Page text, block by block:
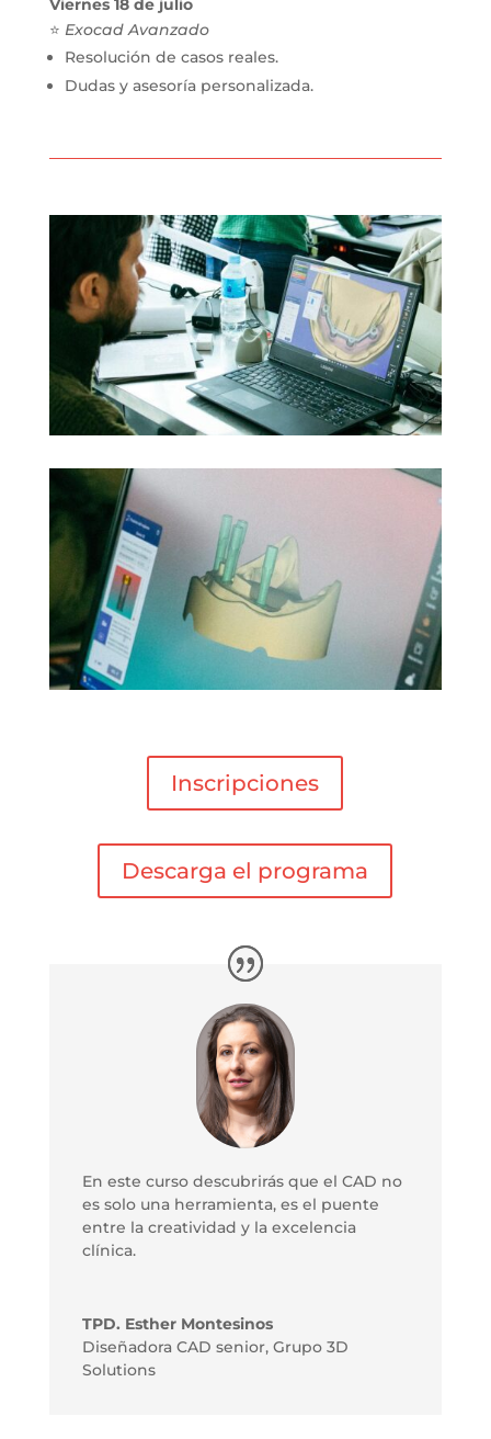
Viernes 18 de julio
⭐ Exocad Avanzado
Resolución de casos reales.
Dudas y asesoría personalizada.
Inscripciones
Descarga el programa
En este curso descubrirás que el CAD no
es solo una herramienta, es el puente
entre la creatividad y la excelencia
clínica.
TPD. Esther Montesinos
Diseñadora CAD senior, Grupo 3D
Solutions